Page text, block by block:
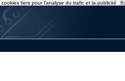
tiers pour l'analyse du trafic et la publicité